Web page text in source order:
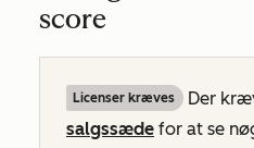
score
Licenser kræves
Der
salgssæde for at se